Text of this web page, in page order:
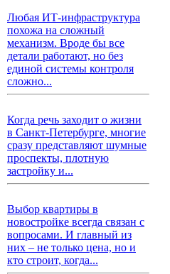
Любая ИТ-инфраструктура
похожа на сложный
механизм. Вроде бы все
детали работают, но без
единой системы контроля
сложно...
Когда речь заходит о жизни
в Санкт-Петербурге, многие
сразу представляют шумные
проспекты, плотную
застройку и...
Выбор квартиры в
новостройке всегда связан с
вопросами. И главный из
них – не только цена, но и
кто строит, когда...